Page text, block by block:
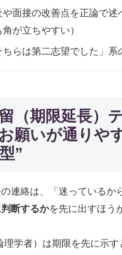
や面接の改善点を正論で述
角が立ちやすい）
ちらは第二志望でした」系
（期限延長）
お願いが通りや
”
連絡は、「迷っているか
断するかを先に出すほう
理学者）は期限を先に示す